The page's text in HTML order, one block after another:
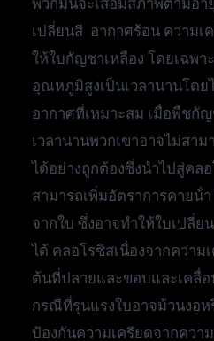
เปลี่ยนสี อากาศร้อน ความเ
ให้ใบกัญชาเหลือง โดยเฉพ
อุณหภูมิสูงเป็นเวลานานโดย
อากาศที่เหมาะสม เมื่อพืช
เวลานานพวกเขาอาจไม่สา
ได้อย่างถูกต้องซึ่งนําไปสู่ค
สามารถเพิ่มอัตราการคายน้ํ
จากใบ ซึ่งอาจทําให้ใบเปลี่ย
ได้ คลอโรซิสเนื่องจากความ
ต้นที่ปลายและขอบและเคลื่อ
กรณีที่รุนแรงใบอาจม้วนงอ
ป้องกันความเครียดจากควา